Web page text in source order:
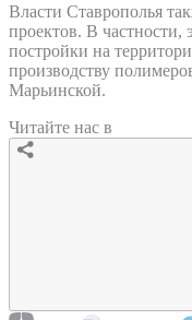
Власти Ставрополья
проектов. В частности,
постройки на
производству
Марьинской.
Читайте нас в